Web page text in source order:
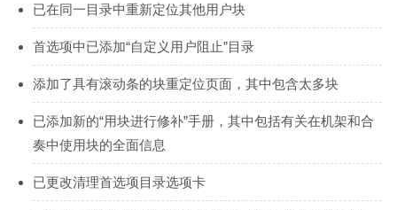
已在同一目录中重新定位其他用户块
首选项中已添加“自定义用户阻止”目录
添加了具有滚动条的块重定位页面，其中包含太多块
已添加新的“用块进行修补”手册，其中包括有关在机架和合
奏中使用块的全面信息
已更改清理首选项目录选项卡